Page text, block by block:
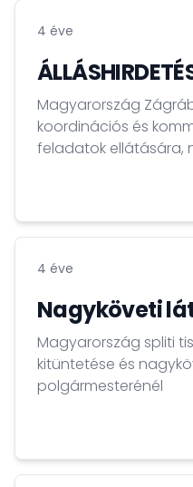
4 éve
Magyarország
koordinációs és
feladatok ellátására,
4 éve
Nagyköveti
Magyarország spliti
kitüntetése és
polgármesterénél